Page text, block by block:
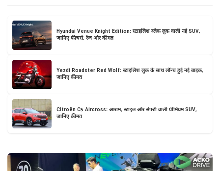
Hyundai Venue Knight Edition: स्टाइलिश ब्लैक लुक वाली नई SUV,
जानिए फीचर्स, रेंज और कीमत
Yezdi Roadster Red Wolf: स्टाइलिश लुक के साथ लॉन्च हुई नई बाइक,
जानिए कीमत
Citroën C5 Aircross: आराम, स्टाइल और सेफ्टी वाली प्रीमियम SUV,
जानिए कीमत